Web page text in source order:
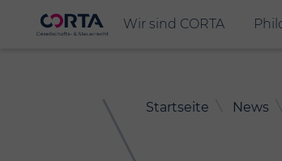
Wir sind CORTA
Startseite News